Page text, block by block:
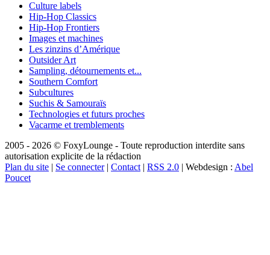
Culture labels
Hip-Hop Classics
Hip-Hop Frontiers
Images et machines
Les zinzins d’Amérique
Outsider Art
Sampling, détournements et...
Southern Comfort
Subcultures
Suchis & Samouraïs
Technologies et futurs proches
Vacarme et tremblements
2005 - 2026 © FoxyLounge - Toute reproduction interdite sans
autorisation explicite de la rédaction
Plan du site | Se connecter| Contact | RSS 2.0 | Webdesign : Abel
Poucet